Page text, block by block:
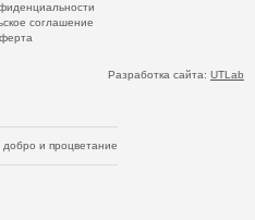
соглашение
Разработка сайта: UTLab
и процветание